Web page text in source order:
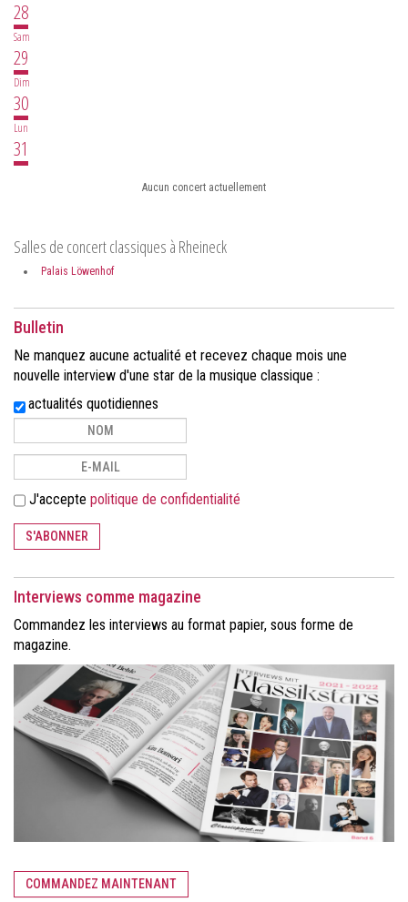
28
Sam
29
Dim
30
Lun
31
Aucun concert actuellement
Salles de concert classiques à Rheineck
Palais Löwenhof
Bulletin
Ne manquez aucune actualité et recevez chaque mois une
nouvelle interview d'une star de la musique classique :
actualités quotidiennes
J'accepte politique de confidentialité
S'ABONNER
Interviews comme magazine
Commandez les interviews au format papier, sous forme de
magazine.
COMMANDEZ MAINTENANT